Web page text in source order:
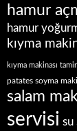
hamur
hamur
kıyma
kıyma makinası
patates soyma
salam
servisi su